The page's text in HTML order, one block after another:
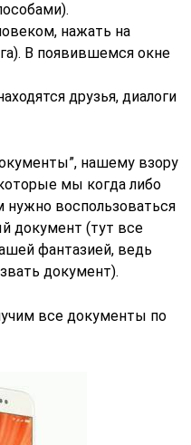
нажать на
В появившемся окне
друзья, диалоги
нашему взору
мы когда либо
нужно воспользоваться
документ (тут все
фантазией, ведь
документ).
все документы по